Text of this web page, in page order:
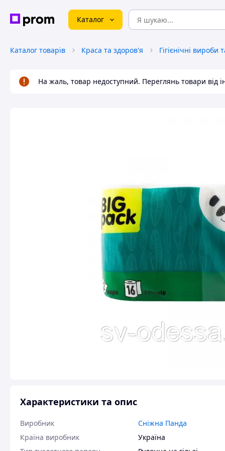
Каталог
Каталог товарів Краса та здоров'я Гігієнічні вироби
На жаль, товар недоступний. Переглянь товари від
Характеристики та опис
Виробник
Сніжна Панда
Країна виробник
Україна